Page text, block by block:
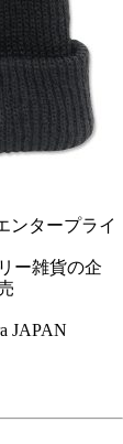
ンタープライ
ー雑貨の企
JAPAN